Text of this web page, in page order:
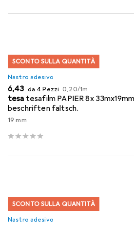
SCONTO SULLA QUANTITÀ
Nastro adesivo
EUR
6,43 da 4 Pezzi EUR
0,20/1m
tesa tesafilm PAPIER 8x
beschriften faltsch.
19 mm
SCONTO SULLA QUANTITÀ
Nastro adesivo